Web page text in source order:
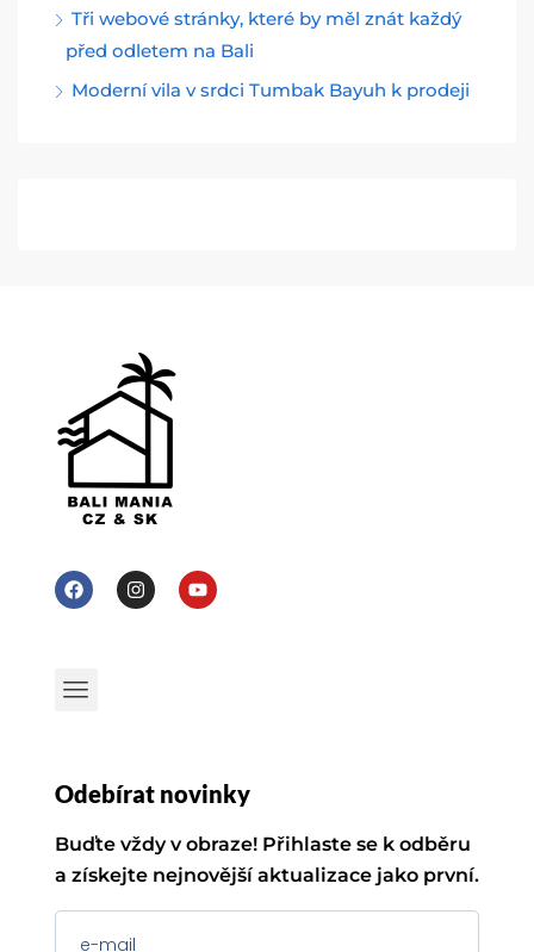
Tři webové stránky, které by měl znát každý
před odletem na Bali
Moderní vila v srdci Tumbak Bayuh k prodeji
Odebírat novinky
Buďte vždy v obraze! Přihlaste se k odběru
a získejte nejnovější aktualizace jako první.